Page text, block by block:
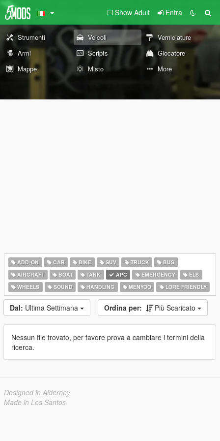
Show Adult Entra
Strumenti Veicoli
Verniciature
Armi
Scripts
Giocatore
Mappe
Misto More
ADD-ON CAR BIKE SUV TRUCK
BUS
AIRCRAFT
BOAT TANK APC EMERGENCY
ELS
WHEELS
SOUND HANDLING MENYOO LORE FRIENDLY
Dal: Ultima Settimana Ordina per: Più Scaricato
Nessun file trovato, per favore prova a cambiare i termini della
ricerca.
Designed in Alderney
Made in Los Santos